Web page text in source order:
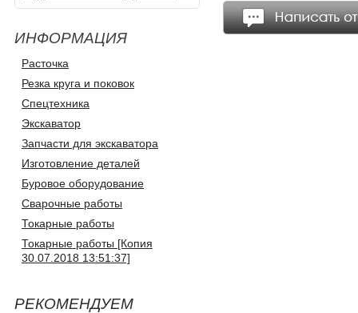
ИНФОРМАЦИЯ
Расточка
Резка круга и поковок
Спецтехника
Экскаватор
Запчасти для экскаватора
Изготовление деталей
Буровое оборудование
Сварочные работы
Токарные работы
Токарные работы [Копия
30.07.2018 13:51:37]
РЕКОМЕНДУЕМ